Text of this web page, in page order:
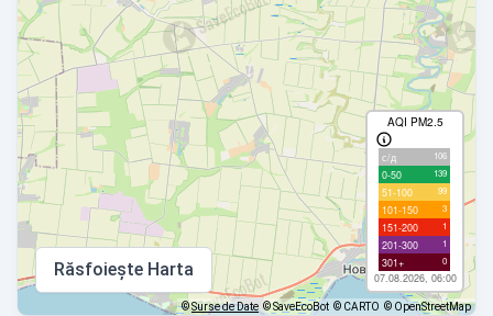
AQI PM2.5
с/д 106
0-50 139
51-100 99
101-150 3
151-200 1
201-300 1
301+ 0
07.08.2026, 06:00
Răsfoiește Harta
©Surse de Date © SaveEcoBot © CARTO © OpenStreetMap